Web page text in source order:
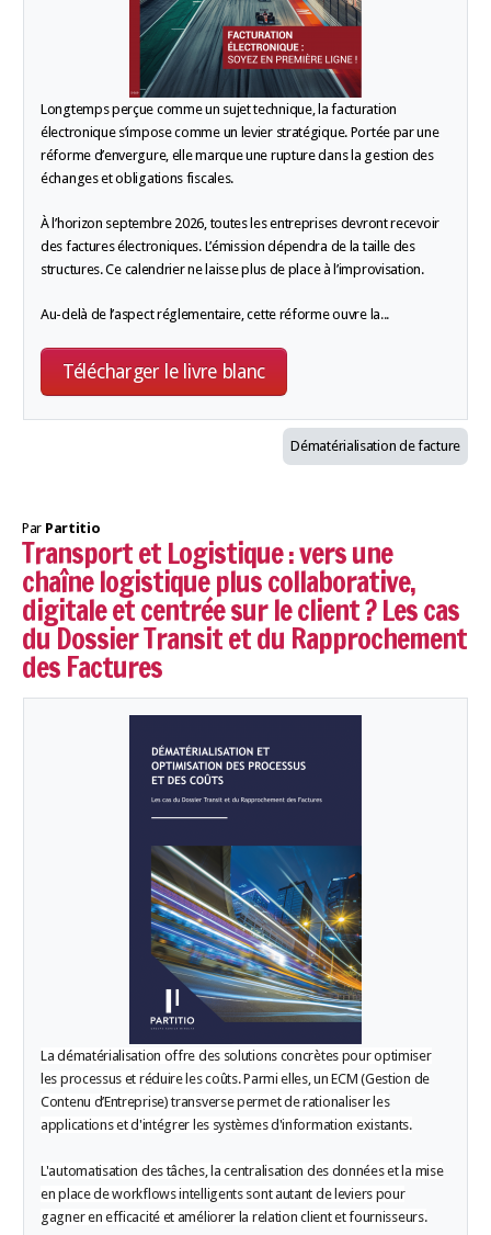
Longtemps perçue comme un sujet technique, la facturation
électronique s’impose comme un levier stratégique. Portée par une
réforme d’envergure, elle marque une rupture dans la gestion des
échanges et obligations fiscales.
À l’horizon septembre 2026, toutes les entreprises devront recevoir
des factures électroniques. L’émission dépendra de la taille des
structures. Ce calendrier ne laisse plus de place à l’improvisation.
Au-delà de l’aspect réglementaire, cette réforme ouvre la...
Télécharger le livre blanc
Dématérialisation de facture
Par Partitio
Transport et Logistique : vers une
chaîne logistique plus collaborative,
digitale et centrée sur le client ? Les cas
du Dossier Transit et du Rapprochement
des Factures
La dématérialisation offre des solutions concrètes pour optimiser
les processus et réduire les coûts. Parmi elles, un ECM (Gestion de
Contenu d’Entreprise) transverse permet de rationaliser les
applications et d'intégrer les systèmes d'information existants.
L'automatisation des tâches, la centralisation des données et la mise
en place de workflows intelligents sont autant de leviers pour
gagner en efficacité et améliorer la relation client et fournisseurs.